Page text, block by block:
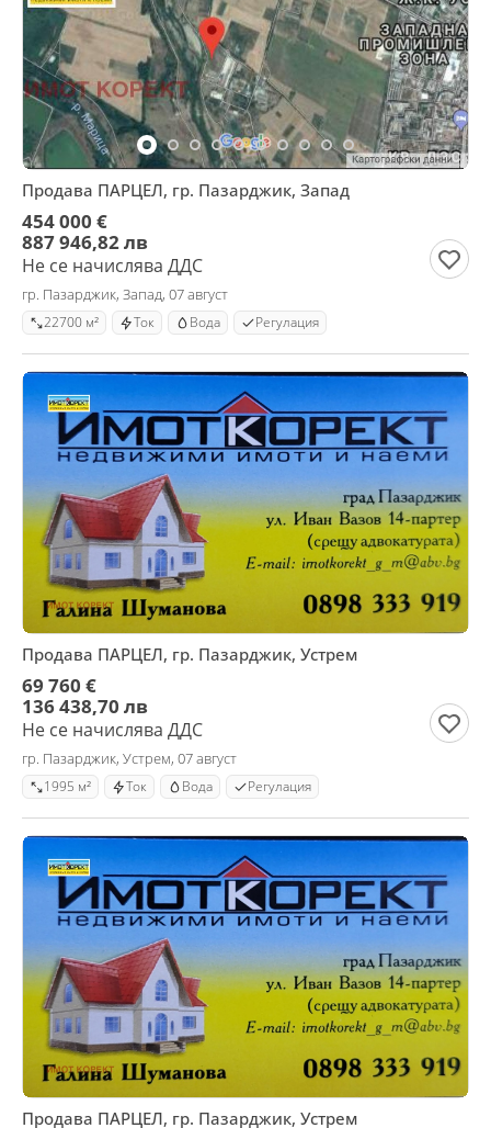
Продава ПАРЦЕЛ, гр. Пазарджик, Запад
454 000 €
887 946,82 лв
Не се начислява ДДС
гр. Пазарджик, Запад, 07 август
22700 м² Ток Вода Регулация
Продава ПАРЦЕЛ, гр. Пазарджик, Устрем
69 760 €
136 438,70 лв
Не се начислява ДДС
гр. Пазарджик, Устрем, 07 август
1995 м² Ток Вода Регулация
Продава ПАРЦЕЛ, гр. Пазарджик, Устрем